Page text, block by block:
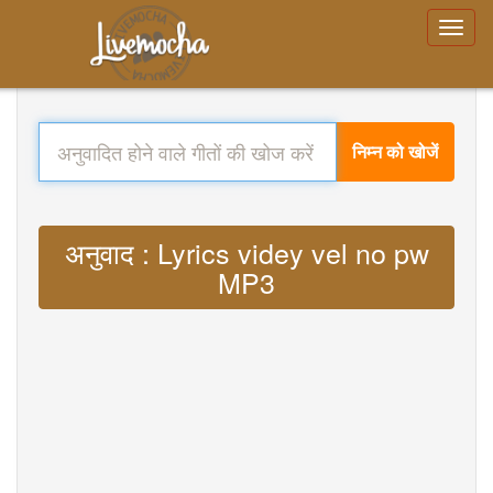
निम्न को खोजें
अनुवाद : Lyrics videy vel no pw
MP3